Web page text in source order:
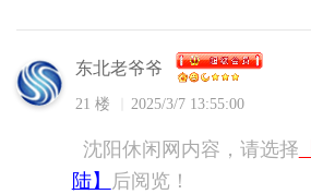
东北老爷爷
21 楼 2025/3/7 13:55:00
沈阳休闲网内容，请选择
陆】
后阅览！